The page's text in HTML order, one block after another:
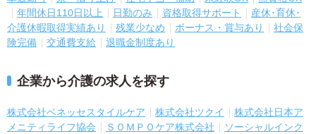
年間休日110日以上
日勤のみ 資格取得サポート
産休･育休･
介護休暇取得実績あり
残業少なめ ボーナス・賞与あり
社会保
険完備
交通費支給 退職金制度あり
企業から介護の求人を探す
株式会社ベネッセスタイルケア 株式会社ツクイ
株式会社日本ア
メニティライフ協会
ＳＯＭＰＯケア株式会社
ソーシャルインク